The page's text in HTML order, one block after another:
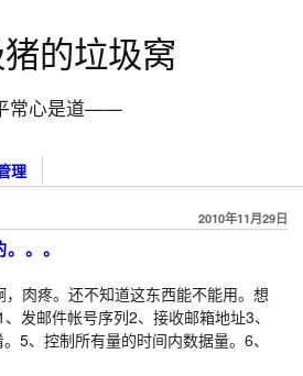
的垃圾窝
常心是道——
理
2010年11月29日
。。
肉疼。还不知道这东西能不能用。想
发邮件帐号序列2、接收邮箱地址3、
5、控制所有量的时间内数据量。6、